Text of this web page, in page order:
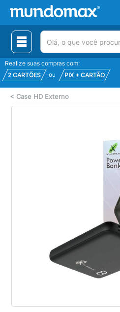
(pesquisar)
Realize suas compras com:
2 CARTÕES
ou PIX + CARTÃO
< Case HD Externo